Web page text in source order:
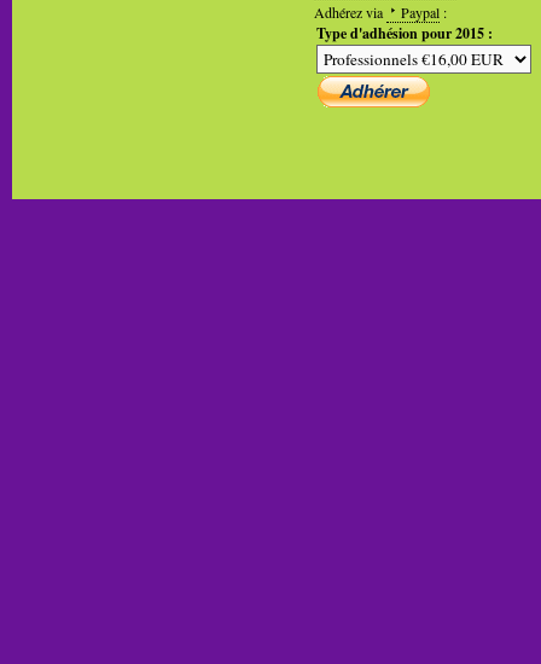
Adhérez via
Paypal :
Type d'adhésion pour 2015 :